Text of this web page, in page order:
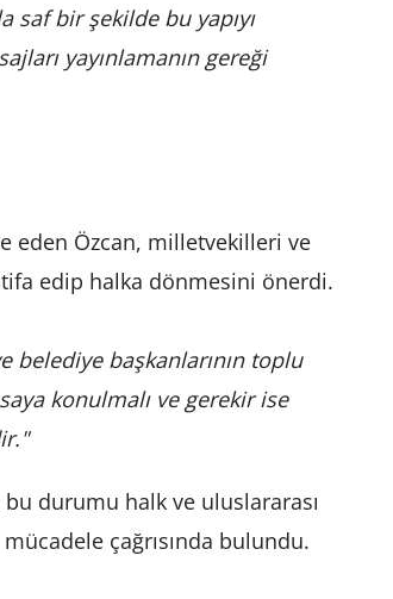
saf bir şekilde bu yapıyı
yayınlamanın gereği
eden Özcan, milletvekilleri ve
edip halka dönmesini önerdi.
başkanlarının toplu
konulmalı ve gerekir ise
durumu halk ve uluslararası
çağrısında bulundu.